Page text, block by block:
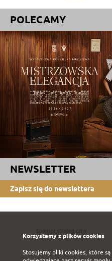
POLECAMY
NEWSLETTER
Zapisz się do newslettera
Korzystamy z plików cookies
Stosujemy pliki cookies, które